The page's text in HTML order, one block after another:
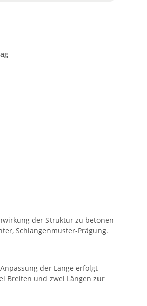
der Struktur zu betonen
Schlangenmuster-Prägung.
der Länge erfolgt
Breiten und zwei Längen zur